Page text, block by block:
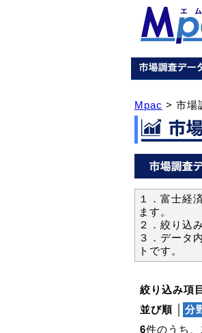
Mpac > 市場
１．富士経
ます。
２．絞り込
３．データ
トです。
絞り込み項目
並び順
分
6件のうち、